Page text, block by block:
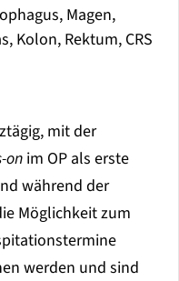
Magen,
Kolon, Rektum, CRS
mit der
onim OP als erste
während der
Möglichkeit zum
werden und sind